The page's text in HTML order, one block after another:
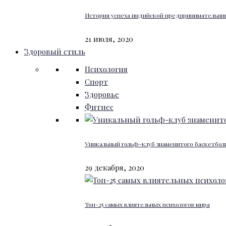
История успеха индийской
21 июля, 2020
Здоровый стиль
Психология
Спорт
Здоровье
Фитнес
Уникальный гольф-клуб знаменитого
29 декабря, 2020
Топ-25 самых влиятельных психологов мира